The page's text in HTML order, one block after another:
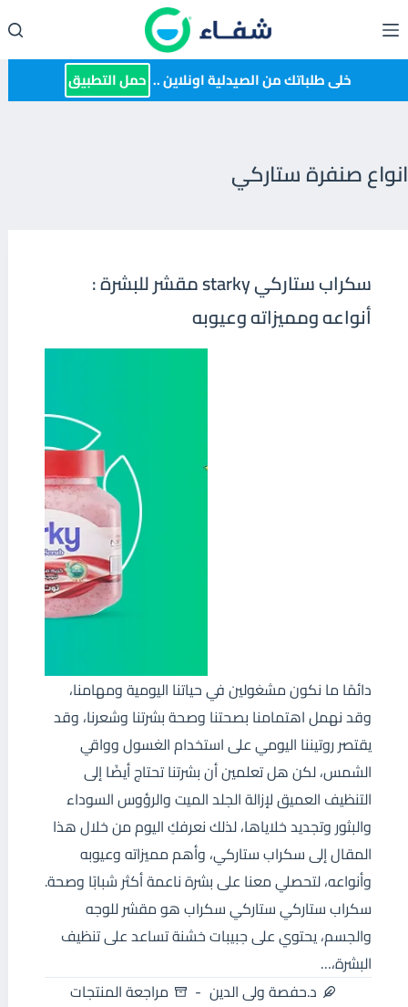
إلى
المحتوى خلى طلباتك من الصيدلية اونلاين .. حمل التطبيق
انواع صنفرة ستاركي
سكراب ستاركي starky مقشر للبشرة :
أنواعه ومميزاته وعيوبه
دائمًا ما نكون مشغولين في حياتنا اليومية ومهامنا،
وقد نهمل اهتمامنا بصحتنا وصحة بشرتنا وشعرنا، وقد
يقتصر روتيننا اليومي على استخدام الغسول وواقي
الشمس، لكن هل تعلمين أن بشرتنا تحتاج أيضًا إلى
التنظيف العميق لإزالة الجلد الميت والرؤوس السوداء
والبثور وتجديد خلاياها، لذلك نعرفكِ اليوم من خلال هذا
المقال إلى سكراب ستاركي، وأهم مميزاته وعيوبه
وأنواعه، لتحصلي معنا على بشرة ناعمة أكثر شبابًا وصحة.
سكراب ستاركي ستاركي سكراب هو مقشر للوجه
والجسم، يحتوي على جبيبات خشنة تساعد على تنظيف
البشرة،…
د.حفصة ولى الدين
مراجعة المنتجات